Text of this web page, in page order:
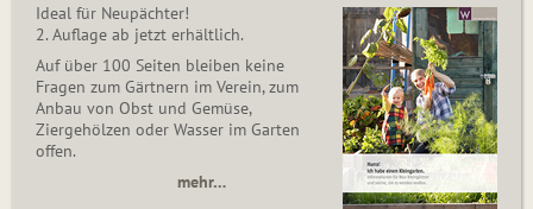
Ideal für Neupächter!
2. Auflage ab jetzt erhältlich.
Auf über 100 Seiten bleiben keine
Fragen zum Gärtnern im Verein, zum
Anbau von Obst und Gemüse,
Ziergehölzen oder Wasser im Garten
offen.
mehr…